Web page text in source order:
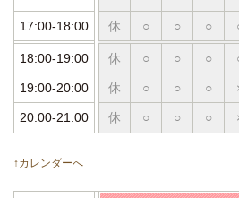
17:00-18:00 休 ○ ○ ○
18:00-19:00 休 ○ ○ ○
19:00-20:00 休 ○ ○ ○
20:00-21:00 休 ○ ○ ○
↑カレンダーへ